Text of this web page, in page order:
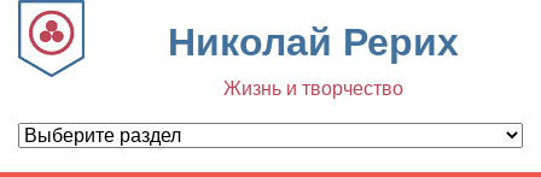
Николай Рерих
Жизнь и творчество